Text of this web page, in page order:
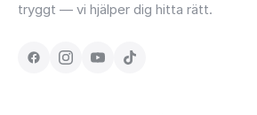
tryggt — vi hjälper dig hitta rätt.